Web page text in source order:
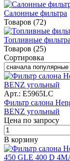
Салонные фильтра
Товаров (72)
Топливные фильтра
Товаров (25)
Сортировка
Арт.: E5965LC
Фильтр салона
BENZ угольный
Цена по запросу
В корзину